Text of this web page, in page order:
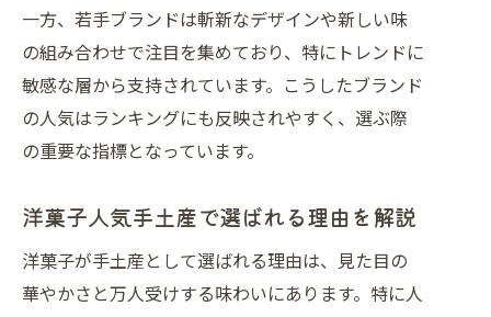
る背景
洋菓子人気ランキングで見る百貨店の
強み
有名洋菓子店ランキングの支持ポイン
ト
る理由
デパート洋菓子ランキングが愛される
秘密
一方、若手ブランドは斬新なデザインや新しい味
の組み合わせで注目を集めており、特にトレンドに
敏感な層から支持されています。こうしたブランド
の人気はランキングにも反映されやすく、選ぶ際
の重要な指標となっています。
洋菓子人気手土産で選ばれる理由を解説
洋菓子が手土産として選ばれる理由は、見た目の
華やかさと万人受けする味わいにあります。特に人